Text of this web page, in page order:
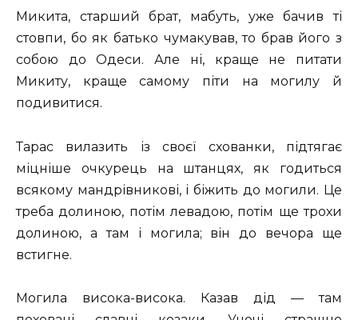
Микита, старший брат, мабуть, уже бачив ті
стовпи, бо як батько чумакував, то брав його з
собою до Одеси. Але ні, краще не питати
Микиту, краще самому піти на могилу й
подивитися.
Тарас вилазить із своєї схованки, підтягає
міцніше очкурець на штанцях, як годиться
всякому мандрівникові, і біжить до могили. Це
треба долиною, потім левадою, потім ще трохи
долиною, а там і могила; він до вечора ще
встигне.
Могила висока-висока. Казав дід — там